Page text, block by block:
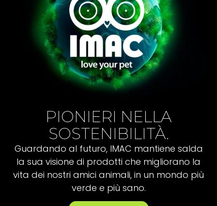
PIONIERI NELLA
SOSTENIBILITÀ.
Guardando al futuro, IMAC mantiene salda
la sua visione di prodotti che migliorano la
vita dei nostri amici animali, in un mondo più
verde e più sano.